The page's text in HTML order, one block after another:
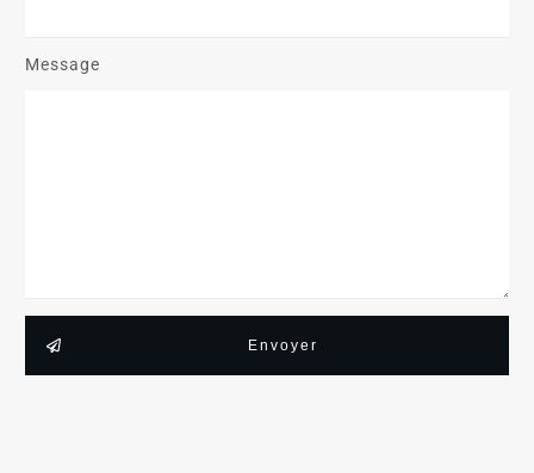
Message
Envoyer